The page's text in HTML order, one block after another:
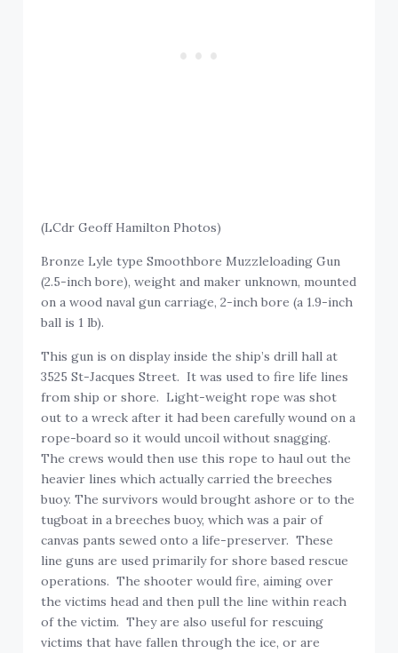
(LCdr Geoff Hamilton Photos)
Bronze Lyle type Smoothbore Muzzleloading Gun
(2.5-inch bore), weight and maker unknown, mounted
on a wood naval gun carriage, 2-inch bore (a 1.9-inch
ball is 1 lb).
This gun is on display inside the ship’s drill hall at
3525 St-Jacques Street. It was used to fire life lines
from ship or shore. Light-weight rope was shot
out to a wreck after it had been carefully wound on a
rope-board so it would uncoil without snagging.
The crews would then use this rope to haul out the
heavier lines which actually carried the breeches
buoy. The survivors would brought ashore or to the
tugboat in a breeches buoy, which was a pair of
canvas pants sewed onto a life-preserver. These
line guns are used primarily for shore based rescue
operations. The shooter would fire, aiming over
the victims head and then pull the line within reach
of the victim. They are also useful for rescuing
victims that have fallen through the ice, or are